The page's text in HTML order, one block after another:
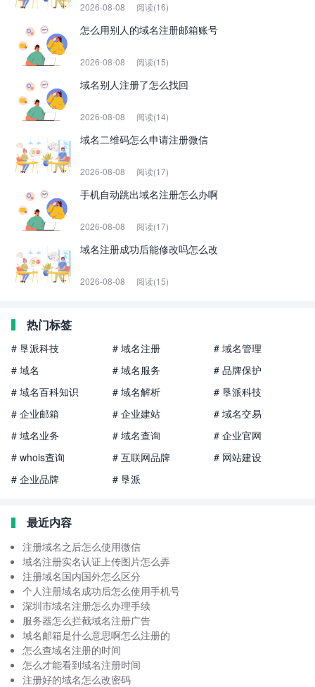
2026-08-08 阅读(16)
怎么用别人的域名注册邮箱账号
2026-08-08 阅读(15)
域名别人注册了怎么找回
2026-08-08 阅读(14)
域名二维码怎么申请注册微信
2026-08-08 阅读(17)
手机自动跳出域名注册怎么办啊
2026-08-08 阅读(17)
域名注册成功后能修改吗怎么改
2026-08-08 阅读(15)
热门标签
# 垦派科技 # 域名注册
# 域名管理
# 域名
# 域名服务
# 品牌保护
# 域名百科知识
# 域名解析
# 垦派科技
# 企业邮箱
# 企业建站
# 域名交易
# 域名业务
# 域名查询
# 企业官网
# whois查询
# 互联网品牌
# 网站建设
# 企业品牌
# 垦派
最近内容
注册域名之后怎么使用微信
域名注册实名认证上传图片怎么弄
注册域名国内国外怎么区分
个人注册域名成功后怎么使用手机号
深圳市域名注册怎么办理手续
服务器怎么拦截域名注册广告
域名邮箱是什么意思啊怎么注册的
怎么查域名注册的时间
怎么才能看到域名注册时间
注册好的域名怎么改密码